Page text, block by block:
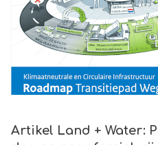
Artikel Land + Water:
Artikel Land + Water: